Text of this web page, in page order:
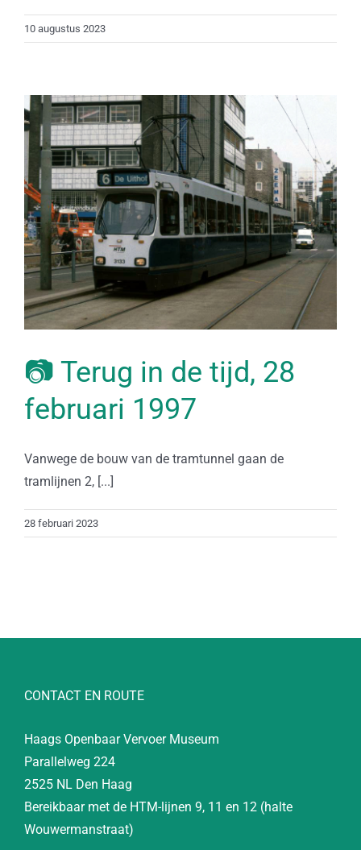
10 augustus 2023
📷 Terug in de tijd, 28
februari 1997
Vanwege de bouw van de tramtunnel gaan de
tramlijnen 2, [...]
28 februari 2023
CONTACT EN ROUTE
Haags Openbaar Vervoer Museum
Parallelweg 224
2525 NL Den Haag
Bereikbaar met de HTM-lijnen 9, 11 en 12 (halte
Wouwermanstraat)